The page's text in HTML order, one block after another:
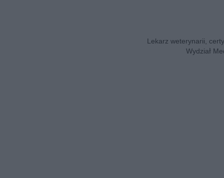
Lekarz weterynarii,
Wydział